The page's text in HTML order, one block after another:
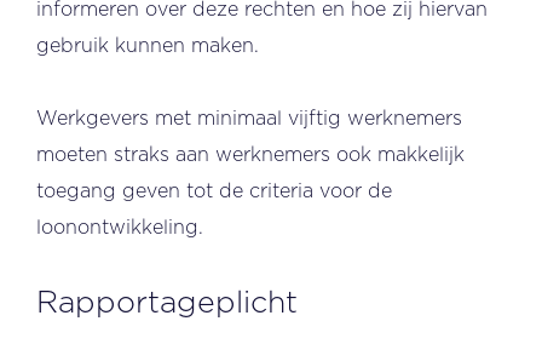
informeren over deze rechten en hoe zij hiervan
gebruik kunnen maken.
Werkgevers met minimaal vijftig werknemers
moeten straks aan werknemers ook makkelijk
toegang geven tot de criteria voor de
loonontwikkeling.
Rapportageplicht